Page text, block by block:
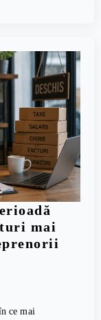
mai
ce mai